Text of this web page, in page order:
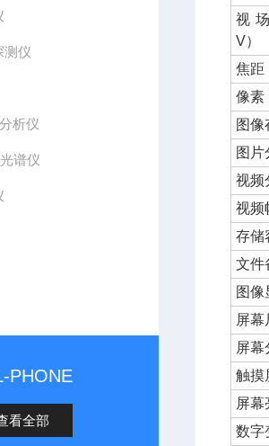
测仪
析仪
谱仪
PHONE
看全部
视
V）
焦距
像素
图像
图片
视频
视频
存储
文件
图像
屏幕
屏幕
触摸
屏幕
数字